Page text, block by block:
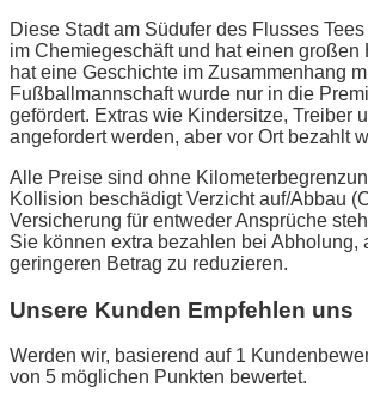
Diese Stadt am Südufer des Flusses
im Chemiegeschäft und hat einen großen
hat eine Geschichte im Zusammenhang
Fußballmannschaft wurde nur in die
gefördert. Extras wie Kindersitze, Treiber
angefordert werden, aber vor Ort bezahlt
Alle Preise sind ohne
Kollision beschädigt Verzicht auf/Abbau
Versicherung für entweder Ansprüche
Sie können extra bezahlen bei Abholung,
geringeren Betrag zu reduzieren.
Unsere Kunden Empfehlen uns
Werden wir, basierend auf 1
von 5 möglichen Punkten bewertet.